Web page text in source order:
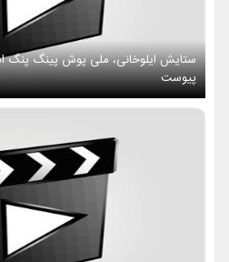
ستایش ایلوخانی، ملی پوش پینگ پنگ
پیوست